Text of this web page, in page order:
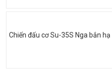
Chiến đấu cơ Su-35S Nga bắn